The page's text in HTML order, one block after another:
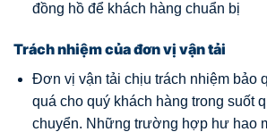
đồng hồ để khách hàng chuẩn bị
Trách nhiệm của đơn vị vận tải
Đơn vị vận tải chịu trách nhiệm bảo
quá cho quý khách hàng trong suốt
chuyển. Những trường hợp hư hao